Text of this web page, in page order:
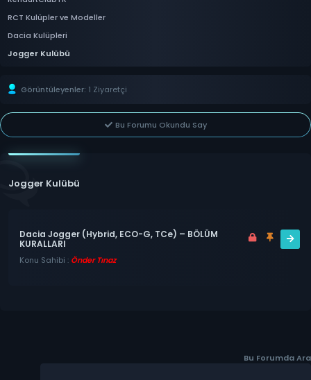
RCT Kulüpler ve Modeller
Dacia Kulüpleri
Jogger Kulübü
Görüntüleyenler: 1 Ziyaretçi
Bu Forumu Okundu Say
Jogger Kulübü
Dacia Jogger (Hybrid, ECO-G, TCe) – BÖLÜM
KURALLARI
Konu Sahibi : Önder Tınaz
Bu Forumda Ara